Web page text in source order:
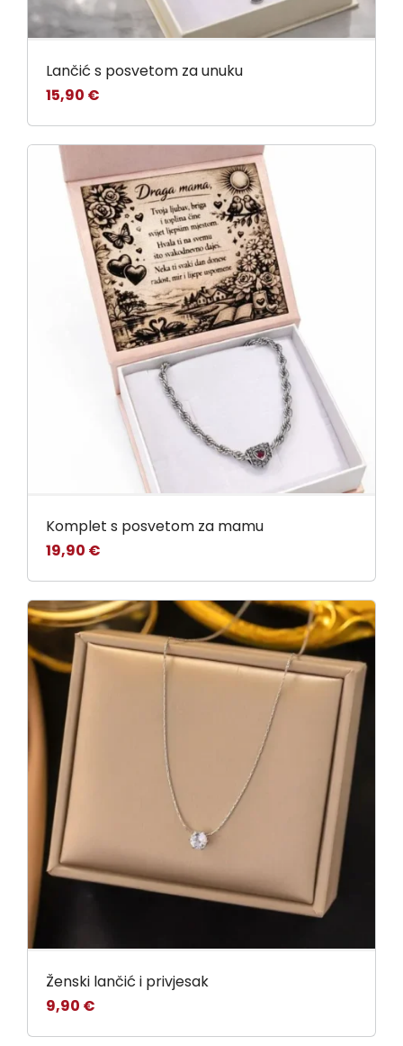
Lančić s posvetom za unuku
15,90 €
Komplet s posvetom za mamu
19,90 €
Ženski lančić i privjesak
9,90 €